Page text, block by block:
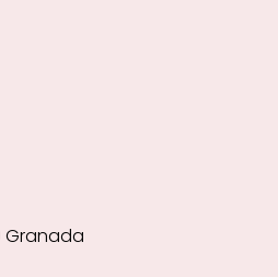
Granada